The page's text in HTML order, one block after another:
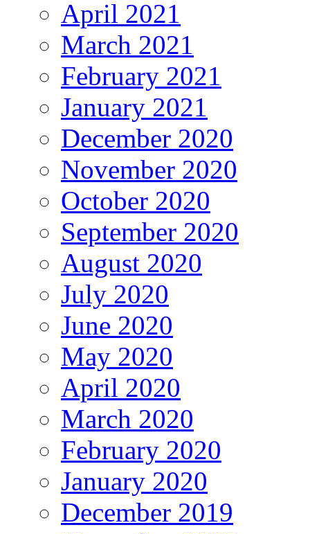
April 2021
March 2021
February 2021
January 2021
December 2020
November 2020
October 2020
September 2020
August 2020
July 2020
June 2020
May 2020
April 2020
March 2020
February 2020
January 2020
December 2019